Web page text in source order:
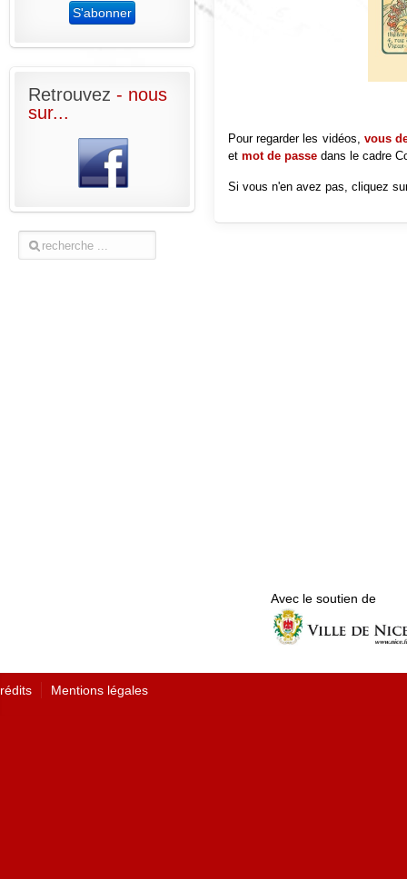
Pour regarder les vidéos, vous
et mot de passedans le cadre
Si vous n'en avez pas, cliquez
Retrouvez - nous
sur...
Avec le soutien de
Mentions légales